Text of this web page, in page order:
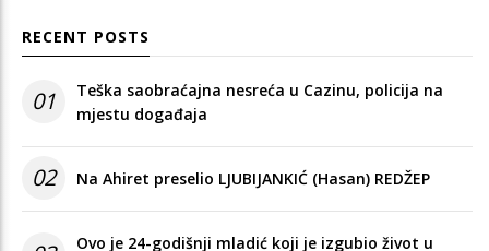
RECENT POSTS
01
Teška saobraćajna nesreća u Cazinu, policija na
mjestu događaja
02 Na Ahiret preselio LJUBIJANKIĆ (Hasan) REDŽEP
Ovo je 24-godišnji mladić koji je izgubio život u